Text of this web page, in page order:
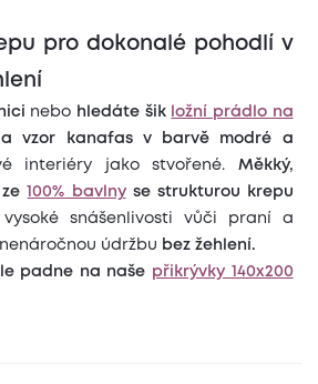
pro dokonalé pohodlí v
nebo hledáte šik
ložní prádlo na
a vzor kanafas v barvě modré a
interiéry jako stvořené. Měkký,
100% bavlnyse strukturou krepu
snášenlivosti vůči praní a
údržbu bez žehlení.
padne na naše
přikrývky 140x200